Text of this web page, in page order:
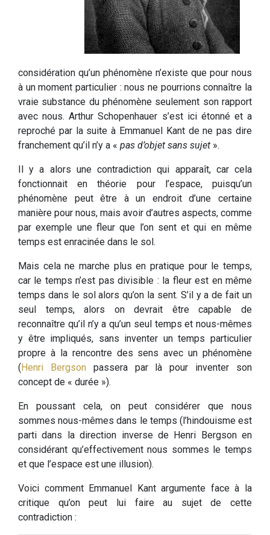
considération qu’un phénomène n’existe que pour nous
à un moment particulier : nous ne pourrions connaître la
vraie substance du phénomène seulement son rapport
avec nous. Arthur Schopenhauer s’est ici étonné et a
reproché par la suite à Emmanuel Kant de ne pas dire
franchement qu’il n’y a « pas d’objet sans sujet ».
Il y a alors une contradiction qui apparaît, car cela
fonctionnait en théorie pour l’espace, puisqu’un
phénomène peut être à un endroit d’une certaine
manière pour nous, mais avoir d’autres aspects, comme
par exemple une fleur que l’on sent et qui en même
temps est enracinée dans le sol.
Mais cela ne marche plus en pratique pour le temps,
car le temps n’est pas divisible : la fleur est en même
temps dans le sol alors qu’on la sent. S’il y a de fait un
seul temps, alors on devrait être capable de
reconnaître qu’il n’y a qu’un seul temps et nous-mêmes
y être impliqués, sans inventer un temps particulier
propre à la rencontre des sens avec un phénomène
(Henri Bergson passera par là pour inventer son
concept de « durée »).
En poussant cela, on peut considérer que nous
sommes nous-mêmes dans le temps (l’hindouisme est
parti dans la direction inverse de Henri Bergson en
considérant qu’effectivement nous sommes le temps
et que l’espace est une illusion).
Voici comment Emmanuel Kant argumente face à la
critique qu’on peut lui faire au sujet de cette
contradiction :